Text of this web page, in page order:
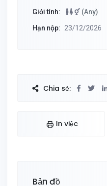
Giới tính: (Any)
Hạn nộp: 23/12/2026
Chia sẻ:
In việc
Bản đồ